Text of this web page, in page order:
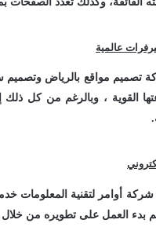
عالمية
تصميم مواقع بالرياض وتصميم
القوية ، وبالرغم من كل ذلك
أوامر لتقنية المعلومات
ثم بدء العمل على تطويره من